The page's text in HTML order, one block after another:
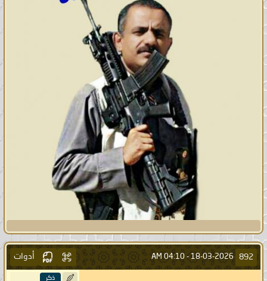
892
18-03-2026 -
04:10 AM أدوات
ذكر